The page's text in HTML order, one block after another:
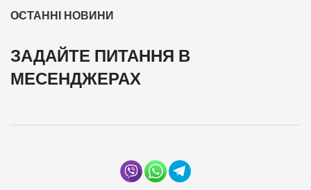
ОСТАННІ НОВИНИ
ЗАДАЙТЕ ПИТАННЯ В
МЕСЕНДЖЕРАХ